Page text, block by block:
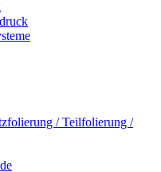
/ Teilfolierung /